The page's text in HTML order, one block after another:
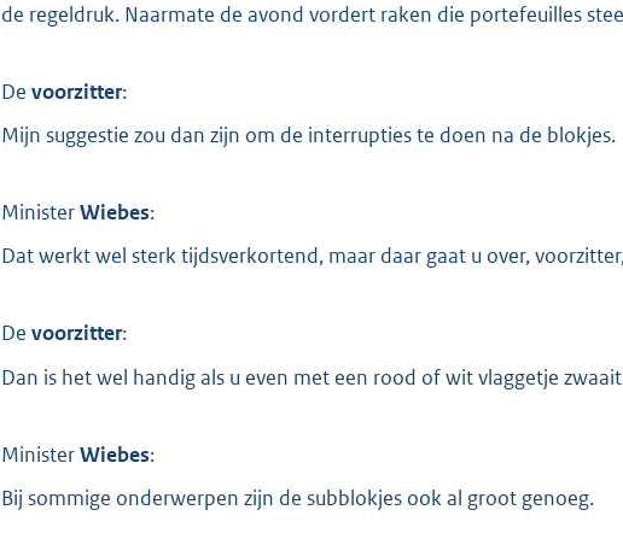
de regeldruk. Naarmate de avond vordert raken die portefeuilles
De voorzitter:
Mijn suggestie zou dan zijn om de interrupties te doen na de blokjes.
MinisterWiebes:
Dat werkt wel sterk tijdsverkortend, maar daar gaat u over,
De voorzitter:
Dan is het wel handig als u even met een rood of wit vlaggetje
MinisterWiebes:
Bij sommige onderwerpen zijn de subblokjes ook al groot genoeg.